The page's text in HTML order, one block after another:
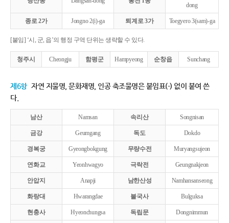
dong
종로 2가 Jongno 2(i)-ga 퇴계로 3가 Toegyero 3(sam)-ga
[붙임] ‘시, 군, 읍’의 행정 구역 단위는 생략할 수 있다.
청주시 Cheongju 함평군 Hampyeong 순창읍 Sunchang
제6항 자연 지물명, 문화재명, 인공 축조물명은 붙임표(-) 없이 붙여 쓴
다.
남산 Namsan 속리산 Songnisan
금강 Geumgang 독도 Dokdo
경복궁 Gyeongbokgung 무량수전 Muryangsujeon
연화교 Yeonhwagyo 극락전 Geungnakjeon
안압지 Anapji 남한산성 Namhansanseong
화랑대 Hwarangdae 불국사 Bulguksa
현충사 Hyeonchungsa 독립문 Dongnimmun